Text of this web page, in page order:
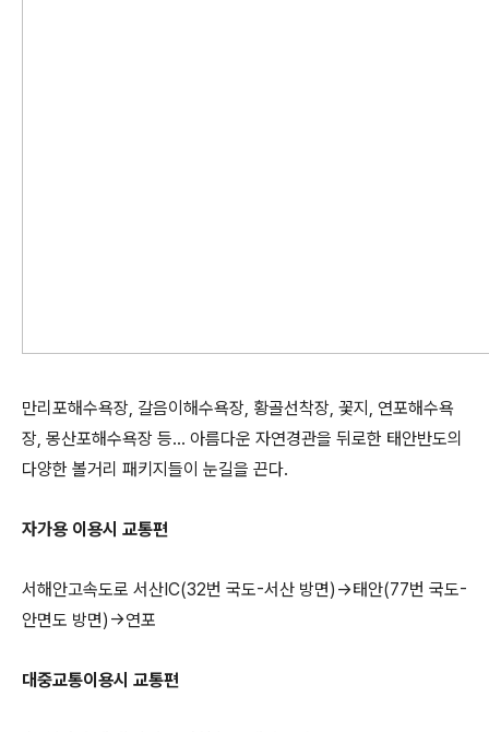
만리포해수욕장, 갈음이해수욕장, 황골선착장, 꽃지, 연포해수욕
장, 몽산포해수욕장 등… 아름다운 자연경관을 뒤로한 태안반도의
다양한 볼거리 패키지들이 눈길을 끈다.
자가용 이용시 교통편
서해안고속도로 서산IC(32번 국도-서산 방면)→태안(77번 국도-
안면도 방면)→연포
대중교통이용시 교통편